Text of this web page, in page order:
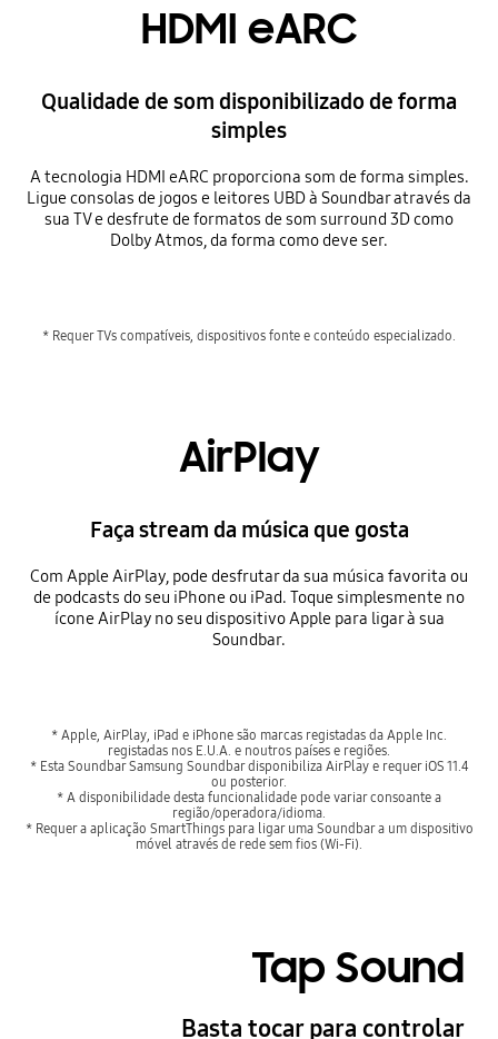
HDMI eARC
Qualidade de som disponibilizado de forma
simples
A tecnologia HDMI eARC proporciona som de forma simples.
Ligue consolas de jogos e leitores UBD à Soundbar através da
sua TV e desfrute de formatos de som surround 3D como
Dolby Atmos, da forma como deve ser.
* Requer TVs compatíveis, dispositivos fonte e conteúdo especializado.
AirPlay
Faça stream da música que gosta
Com Apple AirPlay, pode desfrutar da sua música favorita ou
de podcasts do seu iPhone ou iPad. Toque simplesmente no
ícone AirPlay no seu dispositivo Apple para ligar à sua
Soundbar.
* Apple, AirPlay, iPad e iPhone são marcas registadas da Apple Inc.
registadas nos E.U.A. e noutros países e regiões.
* Esta Soundbar Samsung Soundbar disponibiliza AirPlay e requer iOS 11.4
ou posterior.
* A disponibilidade desta funcionalidade pode variar consoante a
região/operadora/idioma.
* Requer a aplicação SmartThings para ligar uma Soundbar a um dispositivo
móvel através de rede sem fios (Wi-Fi).
Tap Sound
Basta tocar para controlar